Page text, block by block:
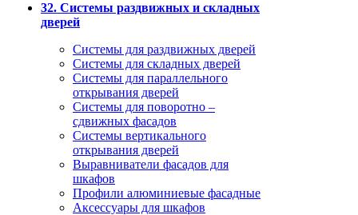
32. Системы раздвижных и складных
дверей
Системы для раздвижных дверей
Системы для складных дверей
Системы для параллельного
открывания дверей
Системы для поворотно –
сдвижных фасадов
Системы вертикального
открывания дверей
Выравниватели фасадов для
шкафов
Профили алюминиевые фасадные
Аксессуары для шкафов